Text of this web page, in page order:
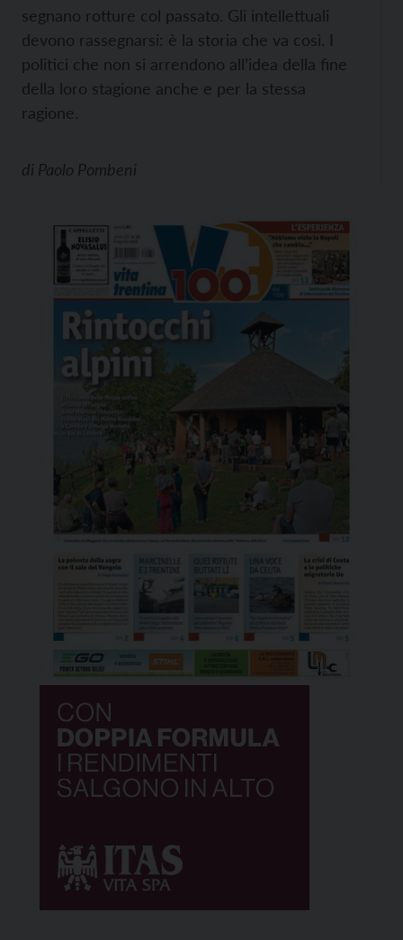
segnano rotture col passato. Gli intellettuali
devono rassegnarsi: è la storia che va così. I
politici che non si arrendono all’idea della fine
della loro stagione anche e per la stessa
ragione.
di Paolo Pombeni